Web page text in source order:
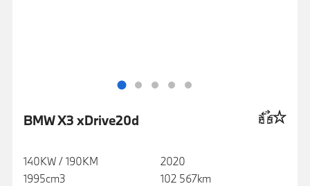
BMW X3 xDrive20d
140KW / 190KM
1995cm3
2020
102 567km